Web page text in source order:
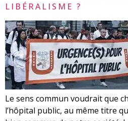
LIBÉRALISME ?
Le sens commun voudrait que
l’hôpital public, au même titre